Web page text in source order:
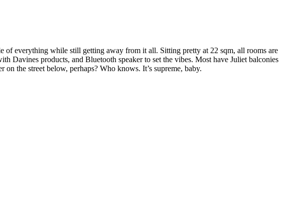
everything while still getting away from it all. Sitting pretty at 22 sqm, all rooms are
Davines products, and Bluetooth speaker to set the vibes. Most have Juliet balconies
the street below, perhaps? Who knows. It’s supreme, baby.